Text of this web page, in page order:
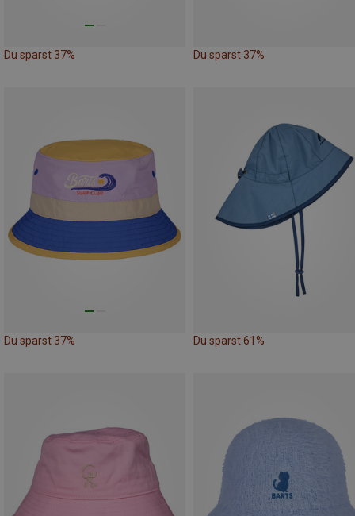
Du sparst 37% Du sparst 37%
Du sparst 37% Du sparst 61%